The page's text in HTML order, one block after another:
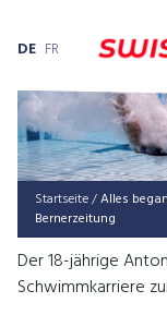
DE FR
Startseite/Alles
Bernerzeitung
Der 18-jährige
Schwimmkarriere